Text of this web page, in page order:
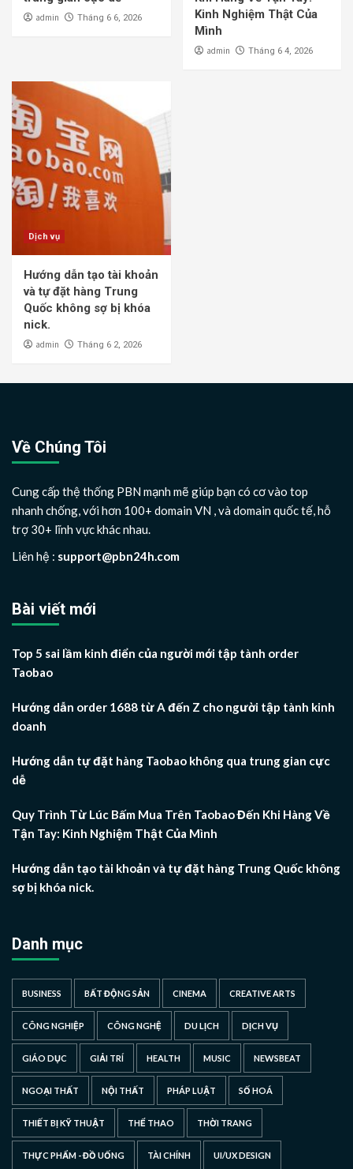
admin Tháng 6 6, 2026
Kinh Nghiệm Thật Của
Mình
admin Tháng 6 4, 2026
Dịch vụ
Hướng dẫn tạo tài khoản
và tự đặt hàng Trung
Quốc không sợ bị khóa
nick.
admin Tháng 6 2, 2026
Về Chúng Tôi
Cung cấp thệ thống PBN mạnh mẽ giúp bạn có cơ vào top
nhanh chống, với hơn 100+ domain VN , và domain quốc tế, hỗ
trợ 30+ lĩnh vực khác nhau.
Liên hệ : support@pbn24h.com
Bài viết mới
Top 5 sai lầm kinh điển của người mới tập tành order
Taobao
Hướng dẫn order 1688 từ A đến Z cho người tập tành kinh
doanh
Hướng dẫn tự đặt hàng Taobao không qua trung gian cực
dễ
Quy Trình Từ Lúc Bấm Mua Trên Taobao Đến Khi Hàng Về
Tận Tay: Kinh Nghiệm Thật Của Mình
Hướng dẫn tạo tài khoản và tự đặt hàng Trung Quốc không
sợ bị khóa nick.
Danh mục
BUSINESS BẤT ĐỘNG SẢN CINEMA CREATIVE ARTS
CÔNG NGHIỆP CÔNG NGHỆ DU LỊCH DỊCH VỤ
GIÁO DỤC GIẢI TRÍ HEALTH MUSIC NEWSBEAT
NGOẠI THẤT NỘI THẤT PHÁP LUẬT SỐ HOÁ
THIẾT BỊ KỸ THUẬT THỂ THAO THỜI TRANG
THỰC PHẨM - ĐỒ UỐNG TÀI CHÍNH UI/UX DESIGN